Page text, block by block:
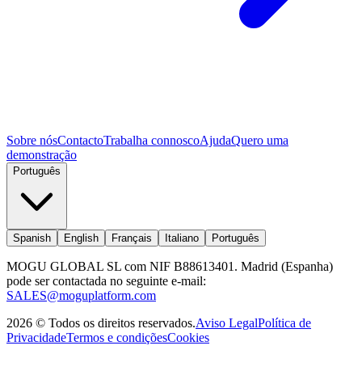
Sobre nósContactoTrabalha connoscoAjudaQuero uma
demonstração
Português
Spanish English Français Italiano Português
MOGU GLOBAL SL com NIF B88613401. Madrid (Espanha)
pode ser contactada no seguinte e-mail:
SALES@moguplatform.com
2026 © Todos os direitos reservados.Aviso LegalPolítica de
PrivacidadeTermos e condiçõesCookies